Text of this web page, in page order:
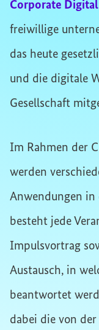
Corporate
freiwillige
das heute
und die digitale
Gesellschaft
Im Rahmen der
werden
Anwendungen in
besteht jede
Impulsvortrag
Austausch, in
beantwortet
dabei die von